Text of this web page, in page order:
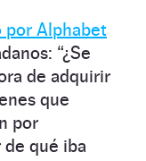
por Alphabet
“¿Se
de adquirir
que
por
qué iba